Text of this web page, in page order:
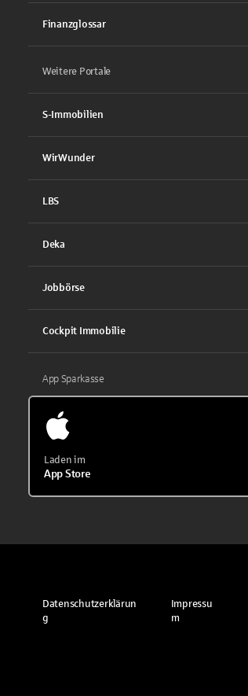
Finanzglossar
Weitere Portale
S-Immobilien
WirWunder
LBS
Deka
Jobbörse
Cockpit Immobilie
App Sparkasse
Laden im
App Store
Datenschutzerklärun
g
Impressu
m